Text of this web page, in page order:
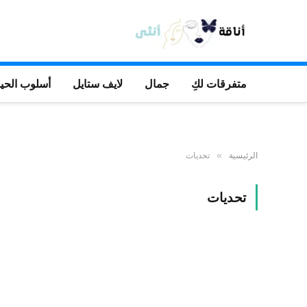
متفرقات لكِ جمال لايف ستايل أسلوب
الرئيسية » تحديات
تحديات